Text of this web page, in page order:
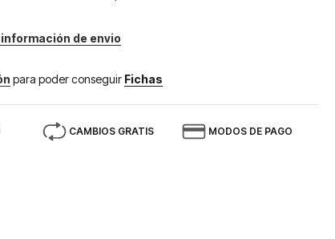
de envio
para poder conseguir Fichas
CAMBIOS GRATIS MODOS DE PAGO